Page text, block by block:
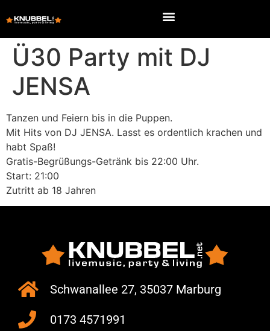
Ü30 Party mit DJ
JENSA
Tanzen und Feiern bis in die Puppen.
Mit Hits von DJ JENSA. Lasst es ordentlich krachen und
habt Spaß!
Gratis-Begrüßungs-Getränk bis 22:00 Uhr.
Start: 21:00
Zutritt ab 18 Jahren
Schwanallee 27, 35037 Marburg
0173 4571991